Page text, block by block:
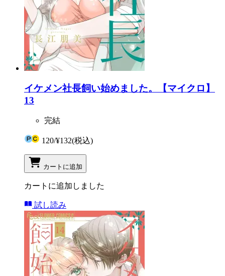
イケメン社長飼い始めました。【マイクロ】
13
完結
120/¥132(税込)
カートに追加
カートに追加しました
試し読み